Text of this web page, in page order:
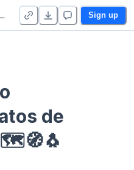
Curso EDA - Communication - Duplicate Sign up
de
🗺🧭🐧